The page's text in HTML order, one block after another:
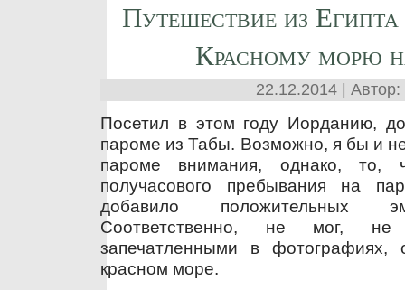
Путешествие из
Красному морю
22.12.2014 | Автор:
Посетил в этом году Иорданию,
пароме из Табы. Возможно, я бы и
пароме внимания, однако, то,
получасового пребывания на
добавило положительных
Соответственно, не мог, не
запечатленными в
красном море.